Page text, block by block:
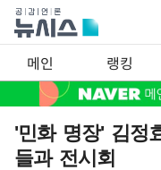
메인 랭킹
'민화 명장' 김정
들과 전시회